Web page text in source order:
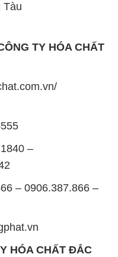
Tàu
TY HÓA CHẤT
–
– 0906.387.866 –
HÓA CHẤT ĐẮC